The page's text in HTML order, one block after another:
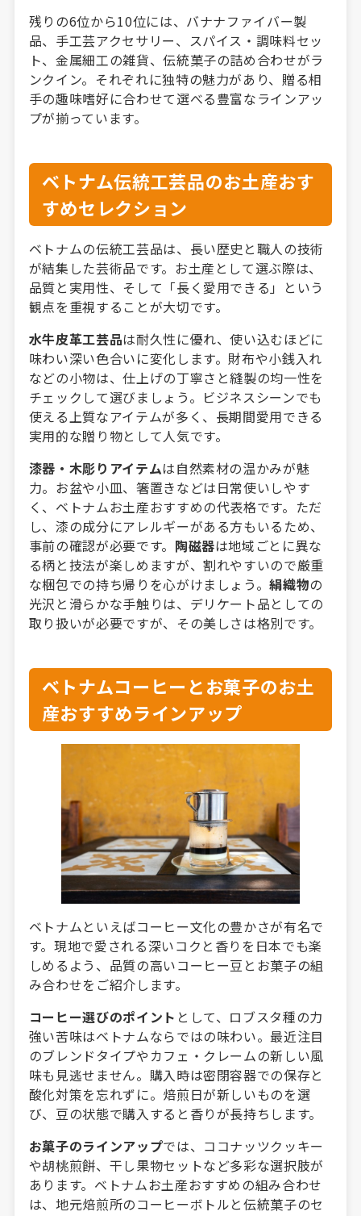
残りの6位から10位には、バナナファイバー製
品、手工芸アクセサリー、スパイス・調味料セッ
ト、金属細工の雑貨、伝統菓子の詰め合わせがラ
ンクイン。それぞれに独特の魅力があり、贈る相
手の趣味嗜好に合わせて選べる豊富なラインアッ
プが揃っています。
ベトナム伝統工芸品のお土産おす
すめセレクション
ベトナムの伝統工芸品は、長い歴史と職人の技術
が結集した芸術品です。お土産として選ぶ際は、
品質と実用性、そして「長く愛用できる」という
観点を重視することが大切です。
水牛皮革工芸品は耐久性に優れ、使い込むほどに
味わい深い色合いに変化します。財布や小銭入れ
などの小物は、仕上げの丁寧さと縫製の均一性を
チェックして選びましょう。ビジネスシーンでも
使える上質なアイテムが多く、長期間愛用できる
実用的な贈り物として人気です。
漆器・木彫りアイテムは自然素材の温かみが魅
力。お盆や小皿、箸置きなどは日常使いしやす
く、ベトナムお土産おすすめの代表格です。ただ
し、漆の成分にアレルギーがある方もいるため、
事前の確認が必要です。 陶磁器は地域ごとに異な
る柄と技法が楽しめますが、割れやすいので厳重
な梱包での持ち帰りを心がけましょう。絹織物の
光沢と滑らかな手触りは、デリケート品としての
取り扱いが必要ですが、その美しさは格別です。
ベトナムコーヒーとお菓子のお土
産おすすめラインアップ
ベトナムといえばコーヒー文化の豊かさが有名で
す。現地で愛される深いコクと香りを日本でも楽
しめるよう、品質の高いコーヒー豆とお菓子の組
み合わせをご紹介します。
コーヒー選びのポイント として、ロブスタ種の力
強い苦味はベトナムならではの味わい。最近注目
のブレンドタイプやカフェ・クレームの新しい風
味も見逃せません。購入時は密閉容器での保存と
酸化対策を忘れずに。焙煎日が新しいものを選
び、豆の状態で購入すると香りが長持ちします。
お菓子のラインアップでは、ココナッツクッキー
や胡桃煎餅、干し果物セットなど多彩な選択肢が
あります。ベトナムお土産おすすめの組み合わせ
は、地元焙煎所のコーヒーボトルと伝統菓子のセ